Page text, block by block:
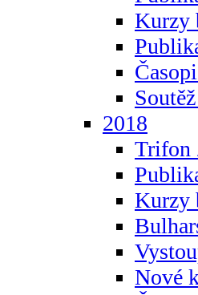
Kurzy
2018
Trifon
Kurzy
Nové